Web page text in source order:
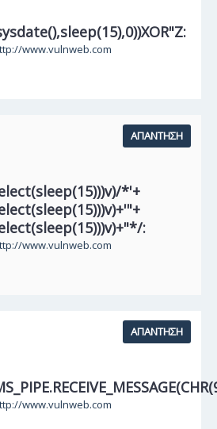
www.vulnweb.com
*'+
:
www.vulnweb.com
ΑΠΆΝΤΗΣΗ
www.vulnweb.com
ΑΠΆΝΤΗΣΗ